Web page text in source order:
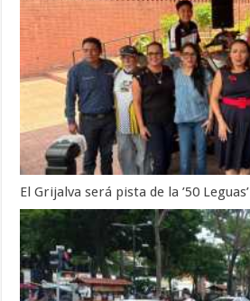
El Grijalva será pista de la ’50 Leguas’